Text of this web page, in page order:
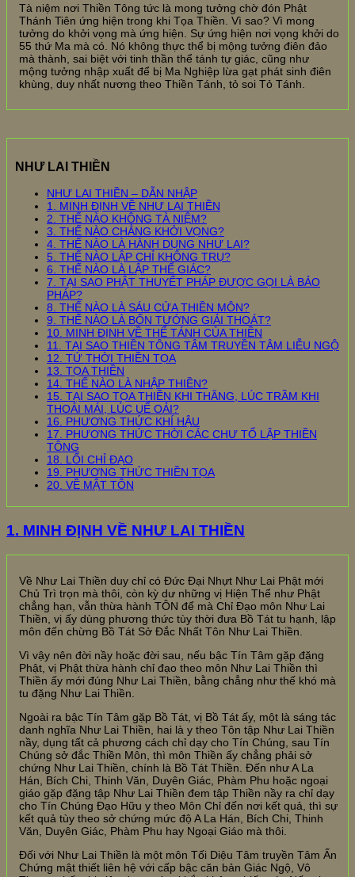
Tà niệm nơi Thiền Tông tức là mong tưởng chờ đón Phật
Thánh Tiên ứng hiện trong khi Tọa Thiền. Vì sao? Vì mong
tưởng do khởi vọng mà ứng hiện. Sự ứng hiện nơi vọng khởi do
55 thứ Ma mà có. Nó không thực thể bị mộng tưởng điên đảo
mà thành, sai biệt với tinh thần thể tánh tự giác, cũng như
mộng tưởng nhập xuất để bị Ma Nghiệp lừa gạt phát sinh điên
khùng, duy nhất nương theo Thiền Tánh, tỏ soi Tỏ Tánh.
NHƯ LAI THIỀN
NHƯ LAI THIỀN – DẪN NHẬP
1. MINH ĐỊNH VỀ NHƯ LAI THIỀN
2. THẾ NÀO KHÔNG TÀ NIỆM?
3. THẾ NÀO CHẲNG KHỞI VỌNG?
4. THẾ NÀO LÀ HÀNH DỤNG NHƯ LAI?
5. THẾ NÀO LẬP CHỈ KHÔNG TRỤ?
6. THẾ NÀO LÀ LẬP THỂ GIÁC?
7. TẠI SAO PHẬT THUYẾT PHÁP ĐƯỢC GỌI LÀ BẢO
PHÁP?
8. THẾ NÀO LÀ SÁU CỬA THIỀN MÔN?
9. THẾ NÀO LÀ BỐN TƯỚNG GIẢI THOÁT?
10. MINH ĐỊNH VỀ THỂ TÁNH CỦA THIỀN
11. TẠI SAO THIỀN TÔNG TÂM TRUYỀN TÂM LIỄU NGỘ
12. TỨ THỜI THIỀN TỌA
13. TỌA THIỀN
14. THẾ NÀO LÀ NHẬP THIỀN?
15. TẠI SAO TỌA THIỀN KHI THĂNG, LÚC TRẦM KHI
THOẢI MÁI, LÚC UỂ OẢI?
16. PHƯƠNG THỨC KHÍ HẬU
17. PHƯƠNG THỨC THỜI CÁC CHƯ TỔ LẬP THIỀN
TÔNG
18. LỐI CHỈ ĐẠO
19. PHƯƠNG THỨC THIỀN TỌA
20. VỀ MẬT TÔN
1. MINH ĐỊNH VỀ NHƯ LAI THIỀN
Về Như Lai Thiền duy chỉ có Đức Đại Nhựt Như Lai Phật mới
Chủ Trì trọn mà thôi, còn kỳ dư những vị Hiện Thể như Phật
chẳng hạn, vẫn thừa hành TÔN để mà Chỉ Đạo môn Như Lai
Thiền, vị ấy dùng phương thức tùy thời đưa Bồ Tát tu hạnh, lập
môn đến chừng Bồ Tát Sở Đắc Nhất Tôn Như Lai Thiền.
Vì vậy nên đời nầy hoặc đời sau, nếu bậc Tín Tâm gặp đặng
Phật, vị Phật thừa hành chỉ đạo theo môn Như Lai Thiền thì
Thiền ấy mới đúng Như Lai Thiền, bằng chẳng như thế khó mà
tu đặng Như Lai Thiền.
Ngoài ra bậc Tín Tâm gặp Bồ Tát, vị Bồ Tát ấy, một là sáng tác
danh nghĩa Như Lai Thiền, hai là y theo Tôn tập Như Lai Thiền
nầy, dụng tất cả phương cách chỉ dạy cho Tín Chúng, sau Tín
Chúng sở đắc Thiền Môn, thì môn Thiền ấy chẳng phải sở
chứng Như Lai Thiền, chính là Bồ Tát Thiền. Đến như A La
Hán, Bích Chi, Thinh Văn, Duyên Giác, Phàm Phu hoặc ngoại
giáo gặp đặng tập Như Lai Thiền đem tập Thiền nầy ra chỉ dạy
cho Tín Chúng Đạo Hữu y theo Môn Chỉ đến nơi kết quả, thì sự
kết quả tùy theo sở chứng mức độ A La Hán, Bích Chi, Thinh
Văn, Duyên Giác, Phàm Phu hay Ngoại Giáo mà thôi.
Đối với Như Lai Thiền là một môn Tối Diệu Tâm truyền Tâm Ấn
Chứng mật thiết liên hệ với cấp bậc căn bản Giác Ngộ, Vô